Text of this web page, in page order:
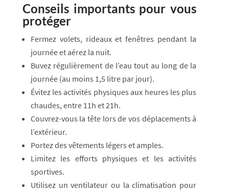
Conseils importants pour vous
protéger
Fermez volets, rideaux et fenêtres pendant la
journée et aérez la nuit.
Buvez régulièrement de l’eau tout au long de la
journée (au moins 1,5 litre par jour).
Évitez les activités physiques aux heures les plus
chaudes, entre 11h et 21h.
Couvrez-vous la tête lors de vos déplacements à
l’extérieur.
Portez des vêtements légers et amples.
Limitez les efforts physiques et les activités
sportives.
Utilisez un ventilateur ou la climatisation pour